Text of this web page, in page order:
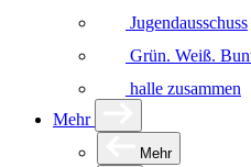
Jugendausschuss
Grün. Weiß.
halle zusammen
Mehr
Mehr